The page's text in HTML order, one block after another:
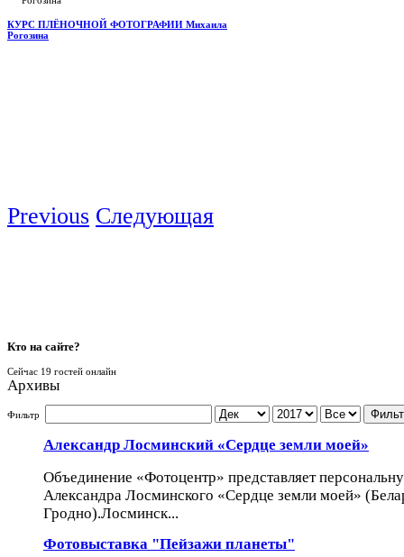
КУРС ПЛЁНОЧНОЙ ФОТОГРАФИИ Михаила
Рогозина
Previous Следующая
Кто на сайте?
Сейчас 19 гостей онлайн
Архивы
Фильтр
Александр Лосминский «Сердце земли моей»
Объединение «Фотоцентр» представляет
Александра Лосминского «Сердце земли моей»
Гродно).Лосминск...
Фотовыставка "Пейзажи планеты"